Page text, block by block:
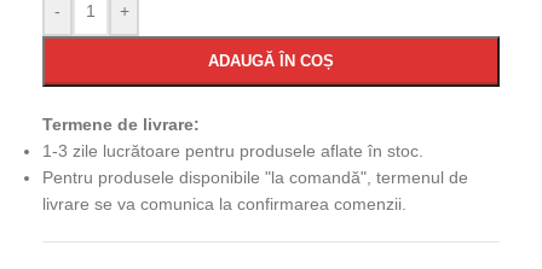
- +
ADAUGĂ ÎN COȘ
Termene de livrare:
1-3 zile lucrătoare pentru produsele aflate în stoc.
Pentru produsele disponibile "la comandă", termenul de
livrare se va comunica la confirmarea comenzii.